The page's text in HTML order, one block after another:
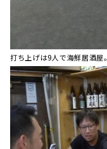
打ち上げは9人で海鮮居酒屋。